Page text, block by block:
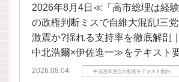
2026年8月4日≪「高市総理は経
の政権判断ミスで自維大混乱!三
激震か?揺れる支持率を徹底解剖
中北浩爾×伊佐進一≫をテキスト
2026.08.04 中道改革連合の動画をテキスト要約